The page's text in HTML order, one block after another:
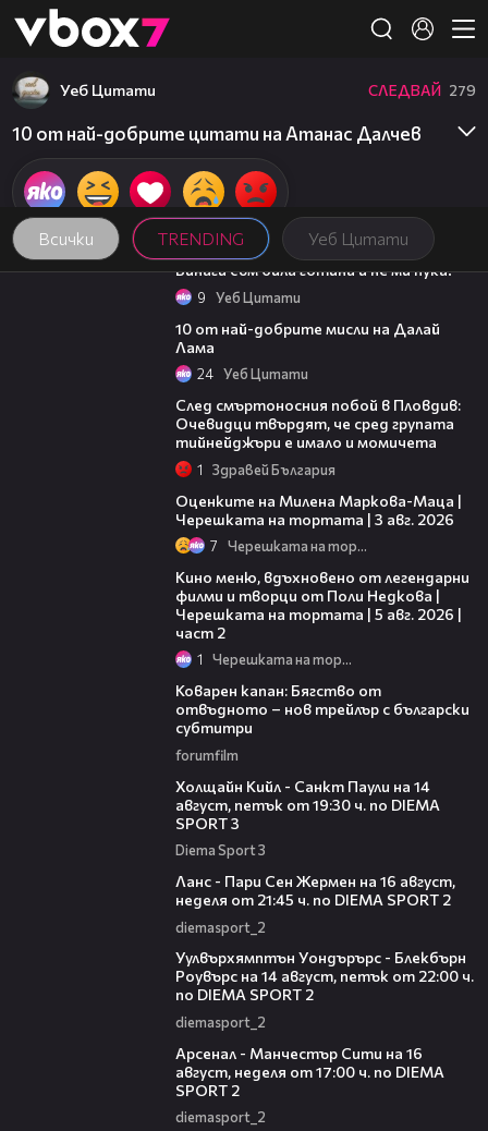
👾
Всички TRENDING Уеб Цитати
Уеб Цитати СЛЕДВАЙ 279
10 от най-добрите цитати на Атанас Далчев
01:48
Винаги съм била готина и не ми пука!
9 Уеб Цитати
10 от най-добрите мисли на Далай
Лама
24 Уеб Цитати
След смъртоносния побой в Пловдив:
Очевидци твърдят, че сред групата
тийнейджъри е имало и момичета
1 Здравей България
Оценките на Милена Маркова-Маца |
Черешката на тортата | 3 авг. 2026
7 Черешката на тортата
Кино меню, вдъхновено от легендарни
филми и творци от Поли Недкова |
Черешката на тортата | 5 авг. 2026 |
част 2
1 Черешката на тортата
Коварен капан: Бягство от
отвъдното – нов трейлър с български
субтитри
forumfilm
Холщайн Кийл - Санкт Паули на 14
август, петък от 19:30 ч. по DIEMA
SPORT 3
Diema Sport 3
Ланс - Пари Сен Жермен на 16 август,
неделя от 21:45 ч. по DIEMA SPORT 2
diemasport_2
Уулвърхямптън Уондърърс - Блекбърн
Роувърс на 14 август, петък от 22:00 ч.
по DIEMA SPORT 2
diemasport_2
Арсенал - Манчестър Сити на 16
август, неделя от 17:00 ч. по DIEMA
SPORT 2
diemasport_2